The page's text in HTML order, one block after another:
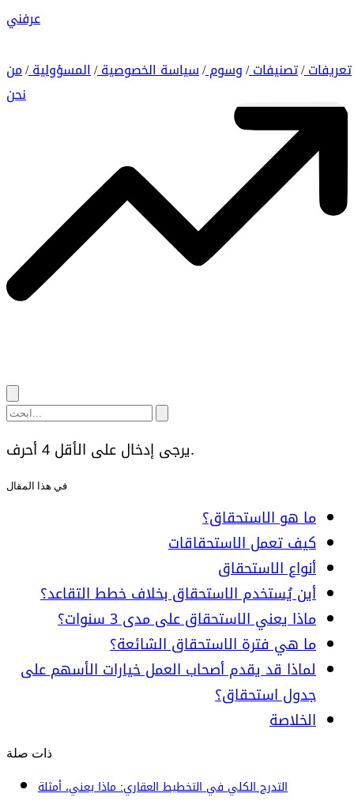
عرفني
تعريفات/ تصنيفات/ وسوم/ سياسة الخصوصية/ المسؤولية/ من
نحن
يرجى إدخال على الأقل 4 أحرف.
في هذا المقال
ما هو الاستحقاق؟
كيف تعمل الاستحقاقات
أنواع الاستحقاق
أين يُستخدم الاستحقاق بخلاف خطط التقاعد؟
ماذا يعني الاستحقاق على مدى 3 سنوات؟
ما هي فترة الاستحقاق الشائعة؟
لماذا قد يقدم أصحاب العمل خيارات الأسهم على
جدول استحقاق؟
الخلاصة
ذات صلة
التدرج الكلي في التخطيط العقاري: ماذا يعني، أمثلة